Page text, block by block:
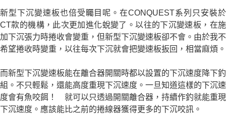
新型下沉變速板也倍受矚目呢。在CONQUEST系列只安裝於
CT款的機構，此次更加進化蛻變了。以往的下沉變速板，在施
加下沉張力時捲收會變重，但新型下沉變速板卻不會。由於我不
希望捲收時變重，以往每次下沉就會把變速板扳回，相當麻煩。
而新型下沉變速板能在離合器開關時都以設置的下沉速度降下釣
組。不只輕鬆，還能高度重現下沉速度。一旦知道這樣的下沉速
度會有魚咬餌！ 就可以只透過開關離合器，持續作釣就能重現
下沉速度。應該能比之前的捲線器獲得更多的下沉咬訊。